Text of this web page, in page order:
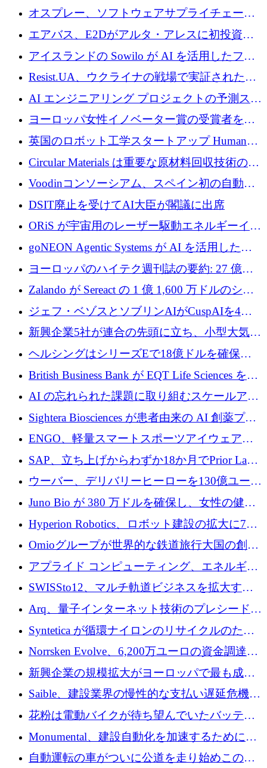
グループとしてポートフォリオを拡大し ETG
に買収
オスプレー、ソフトウェアサプライチェーン
攻撃を阻止するために265万ドルを確保
エアバス、E2Dがアルタ・アレスに初投資、
欧州防衛技術ファンドに5億ユーロを拠出
アイスランドの Sowilo が AI を活用したファ
ッション製品インテリジェンス プラットフォ
ームを拡大するためにプレシードを調達
Resist.UA、ウクライナの戦場で実証された防
衛技術を拡大するために5,000万ユーロの欧州
基金を立ち上げる
AI エンジニアリング プロジェクトの予測スタ
ートアップ Cascade が a16z アクセラレータか
らの支援を獲得
ヨーロッパ女性イノベーター賞の受賞者を紹
介します
英国のロボット工学スタートアップ Humanoid
がシリーズ A 1 億 5,200 万ドルで評価額 13 億
5,000 万ドルに到達
Circular Materials は重要な原材料回収技術の拡
張に 1,180 万ユーロを確保
Voodinコンソーシアム、スペイン初の自動木
製ブレード工場の建設にEU補助金4,800万ユ
ーロを確保
DSIT廃止を受けてAI大臣が閣議に出席
ORiS が宇宙用のレーザー駆動エネルギーイン
フラの構築に 500 万ユーロを調達
goNEON Agentic Systems が AI を活用したイ
ンフラ計画を加速するために 16 万ユーロを確
ヨーロッパのハイテク週刊誌の要約: 27 億ユ
ーロを超える 60 以上のハイテク資金調達取引
Zalando が Sereact の 1 億 1,600 万ドルのシリ
ーズ B に参加し、AI を活用した倉庫自動化を
ジェフ・ベゾスとソブリンAIがCuspAIを4億
5,000万ドルの資金調達で支援
新興企業5社が連合の先頭に立ち、小型大気質
センサーをEUのクリーンエア政策の中心に据
ヘルシングはシリーズEで18億ドルを確保、
ウーバーはデリバリー・ヒーローを130億ユー
ロの契約で買収、レボルトは2027年に米国の
銀行を立ち上げる
British Business Bank が EQT Life Sciences を
2,500 万ユーロのコミットメントで支援
AI の忘れられた課題に取り組むスケールアッ
プを実現: カメラロール
Sightera Biosciences が患者由来の AI 創薬プラ
ットフォームを拡大するために 300 万ユーロ
のプレシードをクローズ
ENGO、軽量スマートスポーツアイウェアの
進歩のために510万ユーロを調達
SAP、立ち上げからわずか18か月でPrior Labs
を10億ユーロ以上の契約で買収
ウーバー、デリバリーヒーローを130億ユーロ
の契約で買収、99か国にまたがるプラットフ
ォームを構築
Juno Bio が 380 万ドルを確保し、女性の健康
専用の初のシーケンスラボを開設
Hyperion Robotics、ロボット建設の拡大に740
万ドルを確保
Omioグループが世界的な鉄道旅行大国の創設
を目指してRail Europeを買収
アプライド コンピューティング、エネルギー
向け基盤 AI の拡張に 2,000 万ドルを調達
SWISSto12、マルチ軌道ビジネスを拡大する
ためにシリーズCで7,000万ドルを調達
Arq、量子インターネット技術のプレシードと
して140万ドルを確保
Syntetica が循環ナイロンのリサイクルのため
にシリーズ A で 3,000 万ドルを調達
Norrsken Evolve、6,200万ユーロの資金調達
後、アムステルダムに根を張る
新興企業の規模拡大がヨーロッパで最も成功
した創業者を生み出す、アントラー氏が発見
Saible、建設業界の慢性的な支払い遅延危機に
対処するために 290 万ポンドを調達
花粉は電動バイクが待ち望んでいたバッテリ
ー交換ネットワークを構築している
Monumental、建設自動化を加速するためにシ
リーズ B で 3,200 万ドルを確保
自動運転の車がついに公道を走り始めこの国